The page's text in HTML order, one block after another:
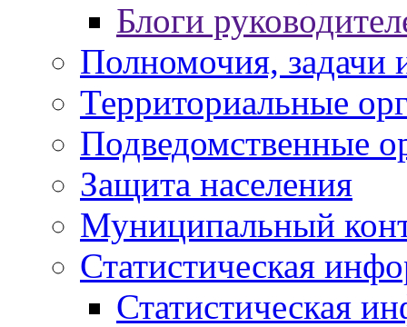
Блоги
Полномочия, задачи
Территориальные
Подведомственные
Защита населения
Муниципальный
Статистическая
Статистическая